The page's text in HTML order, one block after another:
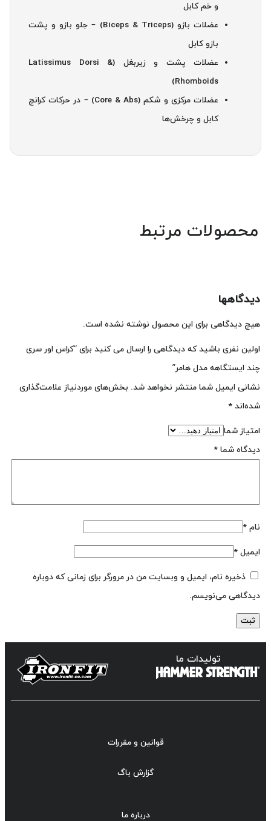
و خم کابل
عضلات بازو (Biceps & Triceps) – جلو بازو و پشت
بازو کابل
عضلات پشت و زیربغل (Latissimus Dorsi &
Rhomboids)
عضلات مرکزی و شکم (Core & Abs) – در حرکات کرانچ
کابل و چرخش‌ها
محصولات مرتبط
دیدگاهها
هیچ دیدگاهی برای این محصول نوشته نشده است.
اولین نفری باشید که دیدگاهی را ارسال می کنید برای “کراس اور سری
چند ایستگاهه مدل هامر”
نشانی ایمیل شما منتشر نخواهد شد. بخش‌های موردنیاز علامت‌گذاری
شده‌اند *
امتیاز شما
دیدگاه شما *
نام *
ایمیل *
ذخیره نام، ایمیل و وبسایت من در مرورگر برای زمانی که دوباره
دیدگاهی می‌نویسم.
تولیدات ما
قوانین و مقررات
گزارش باگ
درباره ما